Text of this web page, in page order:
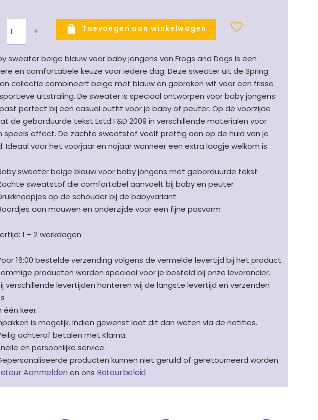
blauw/wit
+ Toevoegen aan winkelwagen
sweater beige blauw voor baby jongens van Frogs and Dogs is een
en comfortabele keuze voor iedere dag. Deze sweater uit de Spring
collectie combineert beige met blauw en gebroken wit voor een frisse
uitstraling. De sweater is speciaal ontworpen voor baby jongens
perfect bij een casual outfit voor je baby of peuter. Op de voorzijde
de geborduurde tekst Estd F&D 2009 in verschillende materialen voor
speels effect. De zachte sweatstof voelt prettig aan op de huid van je
Ideaal voor het voorjaar en najaar wanneer een extra laagje welkom is.
sweater beige blauw voor baby jongens met geborduurde tekst
sweatstof die comfortabel aanvoelt bij baby en peuter
op de schouder bij de babyvariant
aan mouwen en onderzijde voor een fijne pasvorm
1 – 2 werkdagen
16:00 bestelde verzending volgens de vermelde levertijd bij het product.
producten worden speciaal voor je besteld bij onze leverancier.
verschillende levertijden hanteren wij de langste levertijd en verzenden
één keer.
is mogelijk. Indien gewenst laat dit dan weten via de notities.
achteraf betalen met Klarna.
en persoonlijke service.
producten kunnen niet geruild of geretourneerd worden.
Aanmelden en ons Retourbeleid